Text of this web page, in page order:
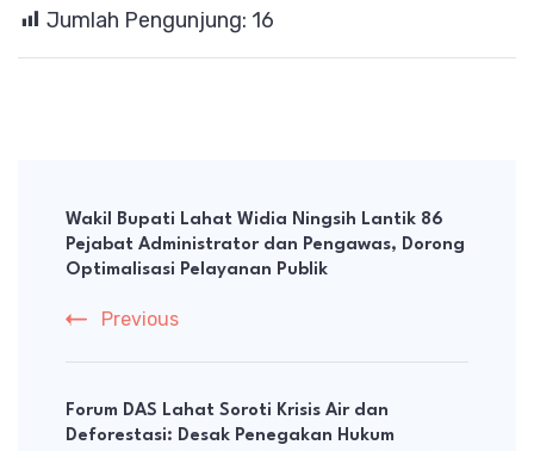
Jumlah Pengunjung: 16
Navigation
Wakil Bupati Lahat Widia Ningsih Lantik 86
Pejabat Administrator dan Pengawas, Dorong
Optimalisasi Pelayanan Publik
Previous
Forum DAS Lahat Soroti Krisis Air dan
Deforestasi: Desak Penegakan Hukum